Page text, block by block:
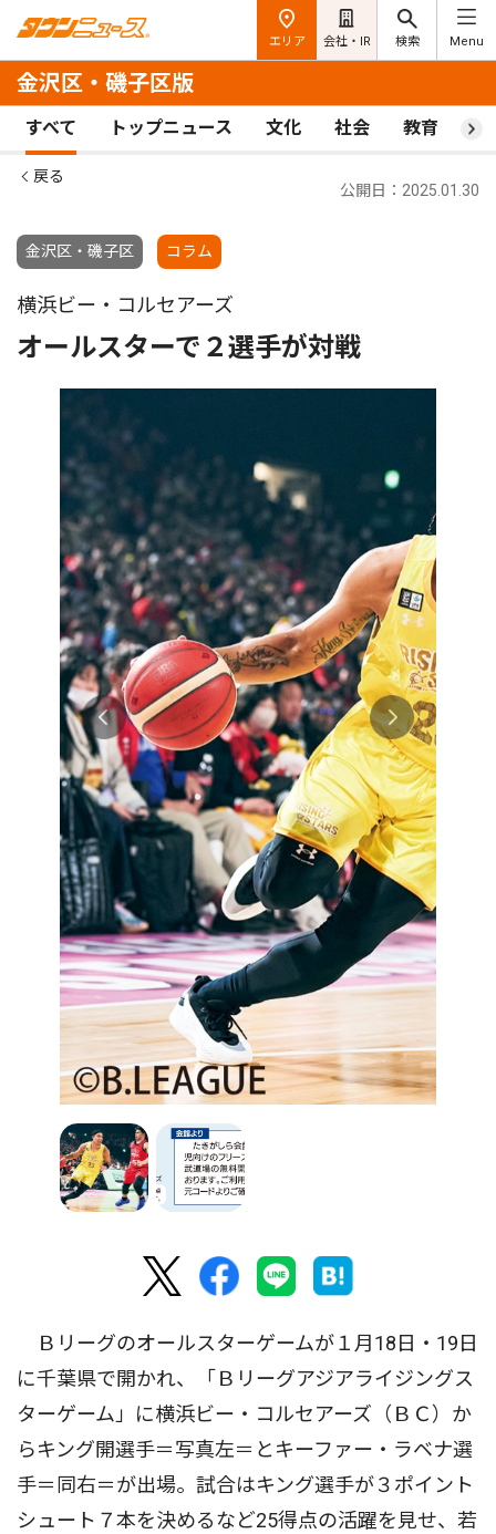
エリア 会社・IR 検索 Menu
金沢区・磯子区版
すべて トップニュース 文化 社会 教育 ス
戻る
金沢区・磯子区 コラム
公開日：2025.01.30
横浜ビー・コルセアーズ
オールスターで２選手が対戦
Ｂリーグのオールスターゲームが１月18日・19日
に千葉県で開かれ、「Ｂリーグアジアライジングス
ターゲーム」に横浜ビー・コルセアーズ（ＢＣ）か
らキング開選手＝写真左＝とキーファー・ラベナ選
手＝同右＝が出場。試合はキング選手が３ポイント
シュート７本を決めるなど25得点の活躍を見せ、若